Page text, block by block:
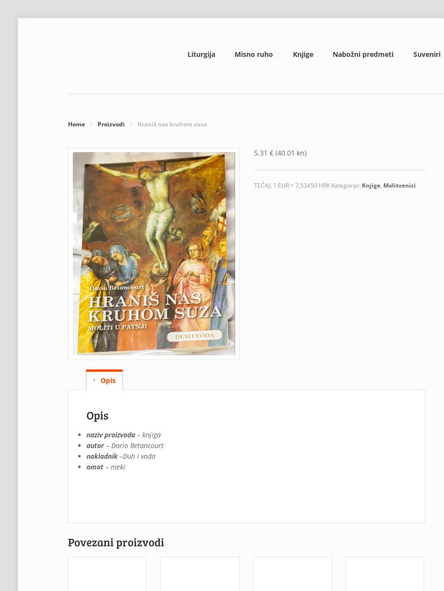
Liturgija Misno ruho Knjige Nabožni predmeti Suveniri
Home / Proizvodi / Hraniš nas kruhom suza
5.31 € (40.01 kn)
TEČAJ: 1 EUR = 7,53450 HRK Kategorije: Knjige, Molitvenici
Opis
Opis
naziv proizvoda –knjiga
autor–Dario Betancourt
nakladnik–Duh i voda
omot–meki
Povezani proizvodi